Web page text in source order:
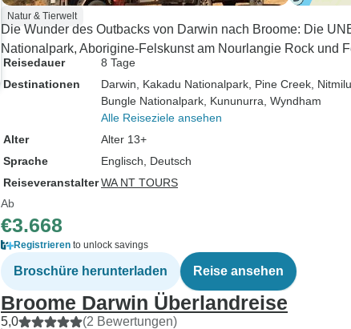
Natur & Tierwelt
Die Wunder des Outbacks von Darwin nach Broome: Die
Nationalpark, Aborigine-Felskunst am Nourlangie Rock und
Reisedauer
8 Tage
Destinationen
Darwin , Kakadu Nationalpark , Pine Creek ,
Bungle Nationalpark , Kununurra , Wyndham
Alle Reiseziele ansehen
Alter
Alter 13+
Sprache
Englisch, Deutsch
ReiseveranstalterWA NT TOURS
Ab
€3.668
Registrieren to unlock savings
Broschüre herunterladen Reise ansehen
Broome Darwin Überlandreise
5,0 (2 Bewertungen)